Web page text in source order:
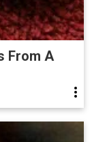
From A